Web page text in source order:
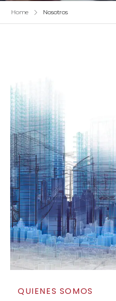
Home Nosotros
QUIENES SOMOS